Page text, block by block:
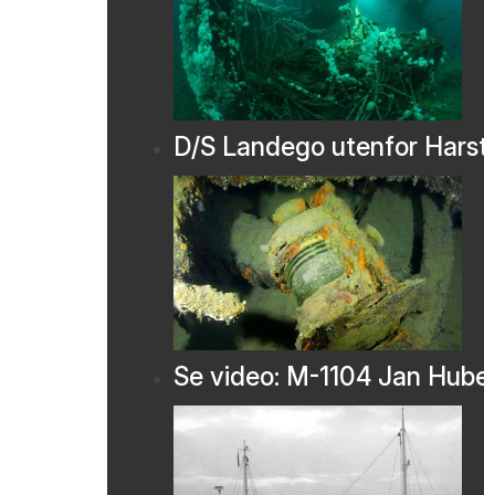
D/S Landego utenfor
Se video: M-1104 Jan